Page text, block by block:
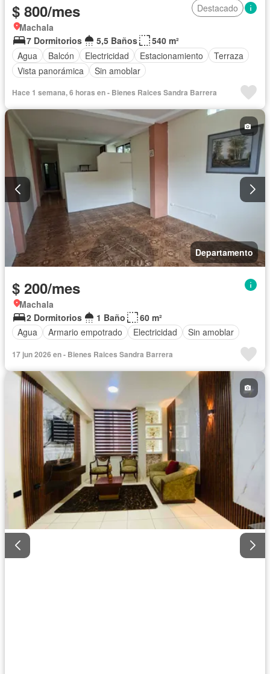
$ 800/mes
Destacado
Machala
7 Dormitorios
5,5 Baños
540 m²
Agua
Balcón Electricidad Estacionamiento
Terraza
Vista panorámica
Sin amoblar
Hace 1 semana, 6 horas en - Bienes Raices Sandra Barrera
Departamento
$ 200/mes
Machala
2 Dormitorios
1 Baño
60 m²
Agua
Armario empotrado Electricidad Sin amoblar
17 jun 2026 en - Bienes Raices Sandra Barrera